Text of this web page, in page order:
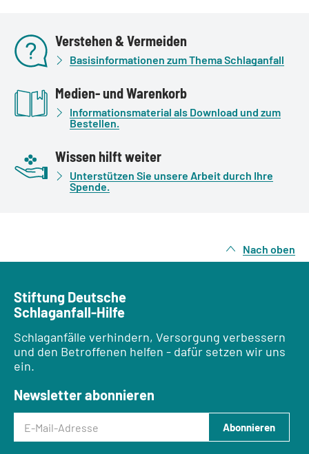
Verstehen & Vermeiden
Basisinformationen zum Thema Schlaganfall
Medien- und Warenkorb
Informationsmaterial als Download und zum
Bestellen.
Wissen hilft weiter
Unterstützen Sie unsere Arbeit durch Ihre
Spende.
Nach oben
Stiftung Deutsche
Schlaganfall-Hilfe
Schlaganfälle verhindern, Versorgung verbessern
und den Betroffenen helfen - dafür setzen wir uns
ein.
Newsletter abonnieren
E-Mail-Adresse
Abonnieren